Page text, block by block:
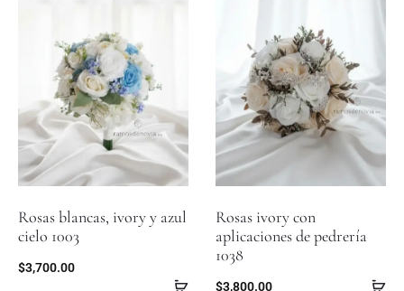
Rosas blancas, ivory y azul
cielo 1003
$3,700.00
Rosas ivory con
aplicaciones de pedrería
1038
$3,800.00